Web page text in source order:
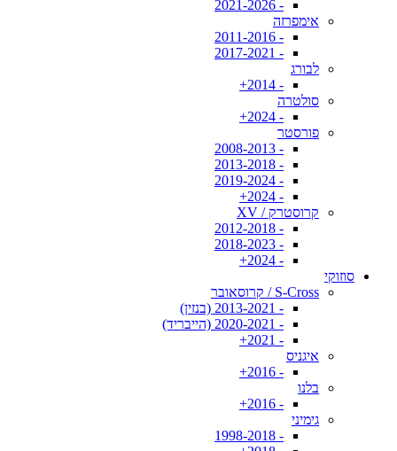
- 2021-2026
אימפרזה
- 2011-2016
- 2017-2021
לבורג
- 2014+
סולטרה
- 2024+
פורסטר
- 2008-2013
- 2013-2018
- 2019-2024
- 2024+
קרוסטרק / XV
- 2012-2018
- 2018-2023
- 2024+
סוזוקי
S-Cross / קרוסאובר
- 2013-2021 (בנזין)
- 2020-2021 (הייבריד)
- 2021+
איגניס
- 2016+
בלנו
- 2016+
גימיני
- 1998-2018